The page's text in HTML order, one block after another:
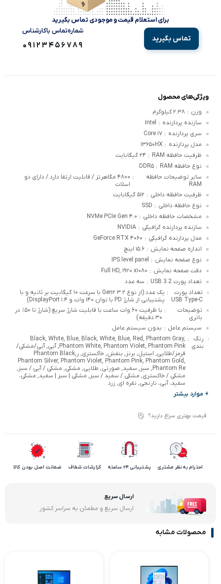
برای استعلام قیمت و موجودی تماس بگیرید
تماس بگیرید
شماره‌تماس‌ با‌کارشناس
09123456789
ویژگی‌های محصول
وزن : ۲.۳۸ کیلوگرم
سازنده پردازنده :
Intel
سری پردازنده : Core i۷
مدل پردازنده : ۱۳۶۵۰HX
ظرفیت حافظه RAM
: ۲۴ گیگابایت
نوع حافظه RAM
: DDR۵
سایر توضیحات حافظه
RAM
:
۴۸۰۰ مگاهرتز / قابلیت ارتقا دارد / دارای دو
اسلات
ظرفیت حافظه داخلی : ۵۱۲ گیگابایت
نوع حافظه داخلی :
SSD
مشخصات حافظه داخلی : NVMe PCIe Gen ۴.۰
سازنده پردازنده گرافیکی :
NVIDIA
مدل پردازنده گرافیکی : GeForce RTX ۴۰۶۰
اندازه صفحه نمایش : ۱۵.۶ اینچ
نوع صفحه نمایش :
IPS level panel
دقت صفحه نمایش : Full HD, ۱۹۲۰ x۱۰۸۰
تعداد پورت USB 3.2
: سه عدد
تعداد پورت
USB Type-C
:
یک عدد (از نوع ۳.۲ Gen۲ با سرعت ۱۰ گیگابیت بر ثانیه و با
پشتیبانی از شارژ PD با توان ۱۴۰ وات و DisplayPort ۱.۴)
توضیحات
باتری
:
با ظرفیت ۶۰ وات‌ ساعت با قابلیت شارژ سریع (شارژ تا ۵۰٪ در
۳۰ دقیقه)
سیستم عامل : بدون سیستم عامل
رنگ
بندی
:
Black, White, Blue, Black, White, Blue, Red, Phantom Gray,
Phantom White, Phantom Violet, Phantom Pink, آبی, آبی/مشکی/
قرمز/طلایی, استیل, برنز, بنفش, خاکستری, رPhantom Black,
Phantom Silver, Phantom Violet, Phantom Pink, Phantom Gold,
Phantom Re, سبز, سفید, صورتی, طلایی, مشکی, مشکی / آبی / سبز,
مشکی / خاکستری, مشکی / سفید / سبز, مشکی | سبز | سفید, مشکی،
سفید، آبی، نارنجی, نقره ای, زرد
+ موارد بیشتر
قیمت بهتری سراغ دارید؟
احترام به نظر مشتری پشتیبانی 24 ساعته گزارشات شفاف ضمانت اصل بودن کالا
ارسال سریع
ارسال سریع و مطمئن به سراسر کشور
محصولات مشابه